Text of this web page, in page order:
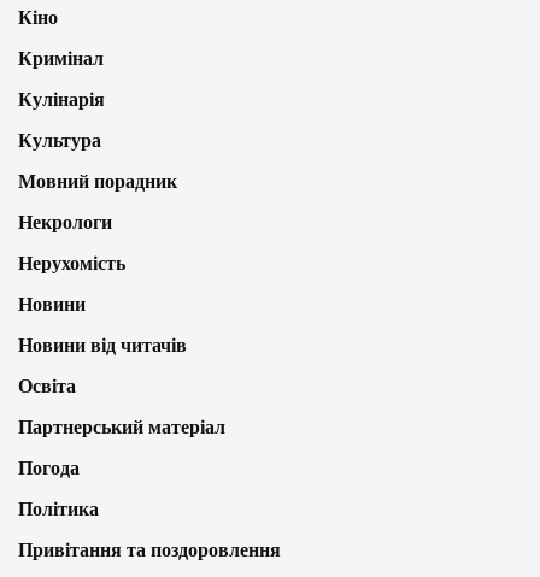
Кіно
Кримінал
Кулінарія
Культура
Мовний порадник
Некрологи
Нерухомість
Новини
Новини від читачів
Освіта
Партнерський матеріал
Погода
Політика
Привітання та поздоровлення